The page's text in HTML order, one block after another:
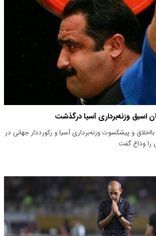
اسبق وزنه‌برداری آسیا درگذشت
بااخلاق و پیشکسوت وزنه‌برداری آسیا و رکورددار جهانی در
را وداع گفت.